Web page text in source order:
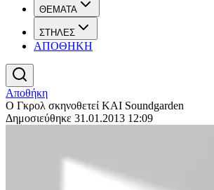
ΘΕΜΑΤΑ
ΣΤΗΛΕΣ
ΑΠΟΘΗΚΗ
Αποθήκη
Ο Γκρολ σκηνοθετεί ΚΑΙ Soundgarden
Δημοσιεύθηκε 31.01.2013 12:09